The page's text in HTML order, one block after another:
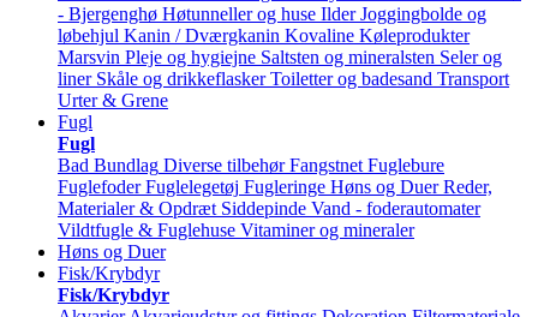
- Bjergenghø Høtunneller og huse Ilder Joggingbolde og
løbehjul Kanin / Dværgkanin Kovaline Køleprodukter
Marsvin Pleje og hygiejne Saltsten og mineralsten Seler og
liner Skåle og drikkeflasker Toiletter og badesand Transport
Urter & Grene
Fugl
Fugl
Bad Bundlag Diverse tilbehør Fangstnet Fuglebure
Fuglefoder Fuglelegetøj Fugleringe Høns og Duer Reder,
Materialer & Opdræt Siddepinde Vand - foderautomater
Vildtfugle & Fuglehuse Vitaminer og mineraler
Høns og Duer
Fisk/Krybdyr
Fisk/Krybdyr